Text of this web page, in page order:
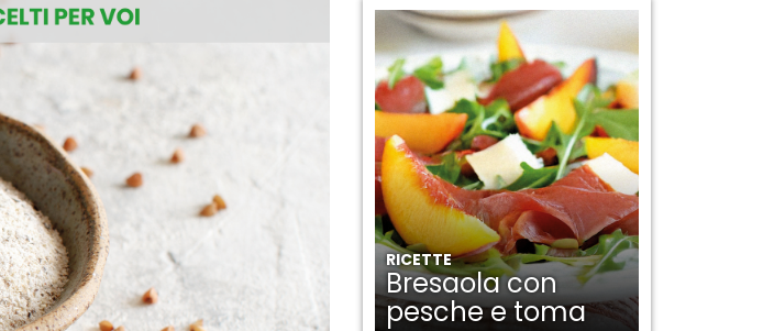
RICETTE
Bresaola con
pesche e toma